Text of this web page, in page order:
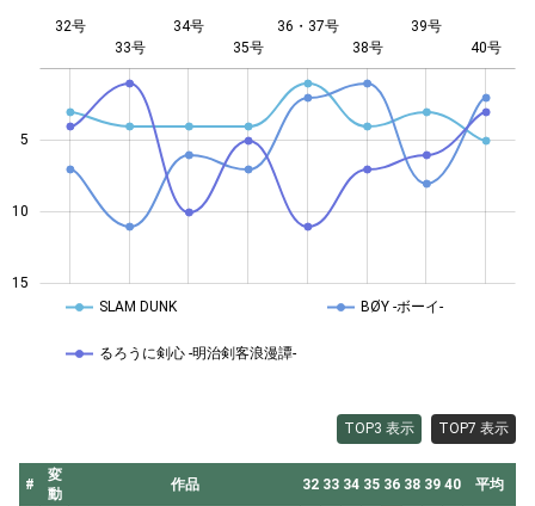
15
10
5
32号
33号
34号
35号
36・37号
38号
39号
40号
SLAM DUNK BØY -ボーイ-
るろうに剣心 -明治剣客浪漫譚-
TOP3 表示 TOP7 表示
#
変
動
作品 32 33 34 35 36 38 39 40 平均